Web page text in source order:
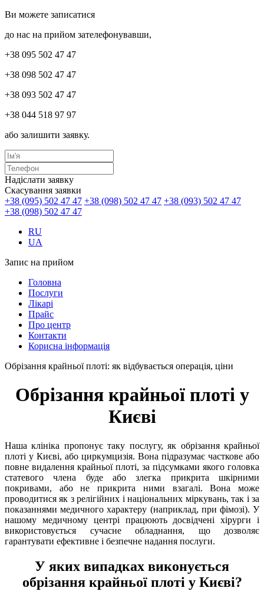
Ви можете записатися
до нас на прийом зателефонувавши,
+38 095 502 47 47
+38 098 502 47 47
+38 093 502 47 47
+38 044 518 97 97
або залишити заявку.
Надіслати заявку
Скасування заявки
+38 (095) 502 47 47 +38 (098) 502 47 47 +38 (093) 502 47 47
+38 (098) 502 47 47
RU
UA
Запис на прийом
Головна
Послуги
Лікарі
Прайс
Про центр
Контакти
Корисна інформація
Обрізання крайньої плоті: як відбувається операція, ціни
Обрізання крайньої плоті у
Києві
Наша клініка пропонує таку послугу, як обрізання крайньої
плоті у Києві, або циркумцизія. Вона підразумає часткове або
повне видалення крайньої плоті, за підсумками якого головка
статевого члена буде або злегка прикрита шкірними
покривами, або не прикрита ними взагалі. Вона може
проводитися як з релігійних і національних міркувань, так і за
показаннями медичного характеру (наприклад, при фімозі). У
нашому медичному центрі працюють досвідчені хірурги і
використовується сучасне обладнання, що дозволяє
гарантувати ефективне і безпечне надання послуги.
У яких випадках виконується
обрізання крайньої плоті у Києві?